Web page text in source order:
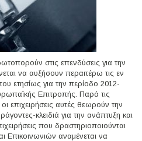
στις επενδύσεις για την
να αυξήσουν περαιτέρω τις εν
ετησίως για την περίοδο 2012-
Επιτροπής. Παρά τις
επιχειρήσεις αυτές θεωρούν την
κλειδιά για την ανάπτυξη και
που δραστηριοποιούνται
Επικοινωνιών αναμένεται να